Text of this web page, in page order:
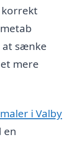
korrekt
sænke
mere
i Valby
en